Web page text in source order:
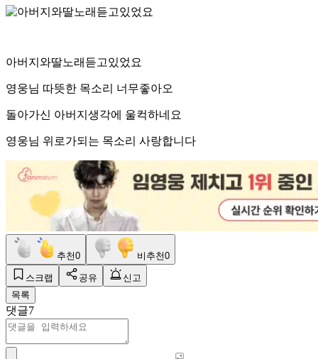
아버지와딸노래듣고있었요
영웅님 따뜻한 목소리 너무좋아오
돌아가신 아버지생각에 울컥하네요
영웅님 위로가되는 목소리 사랑합니다
추천0 비추천0
스크랩 공유
신고
목록
댓글7